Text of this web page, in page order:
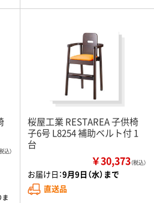
込）
ま
桜屋工業 RESTAREA 子供椅
子6号 L8254 補助ベルト付 1
台
￥30,373（税込）
お届け日：9月9日（水）まで
直送品